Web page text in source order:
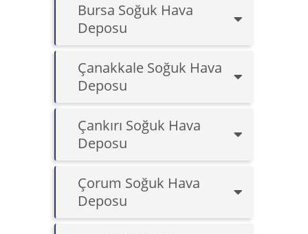
Bursa Soğuk Hava
Deposu
Çanakkale Soğuk Hava
Deposu
Çankırı Soğuk Hava
Deposu
Çorum Soğuk Hava
Deposu